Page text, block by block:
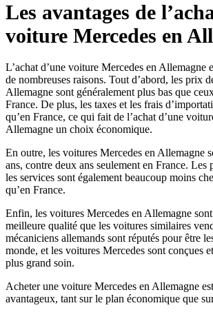
Les avantages de
voiture Mercedes en
L’achat d’une voiture Mercedes en Allemagne
de nombreuses raisons. Tout d’abord, les prix
Allemagne sont généralement plus bas que
France. De plus, les taxes et les frais
qu’en France, ce qui fait de l’achat d’une
Allemagne un choix économique.
En outre, les voitures Mercedes en Allemagne
ans, contre deux ans seulement en France. Les
les services sont également beaucoup moins
qu’en France.
Enfin, les voitures Mercedes en Allemagne
meilleure qualité que les voitures similaires
mécaniciens allemands sont réputés pour être
monde, et les voitures Mercedes sont conçues
plus grand soin.
Acheter une voiture Mercedes en Allemagne
avantageux, tant sur le plan économique que